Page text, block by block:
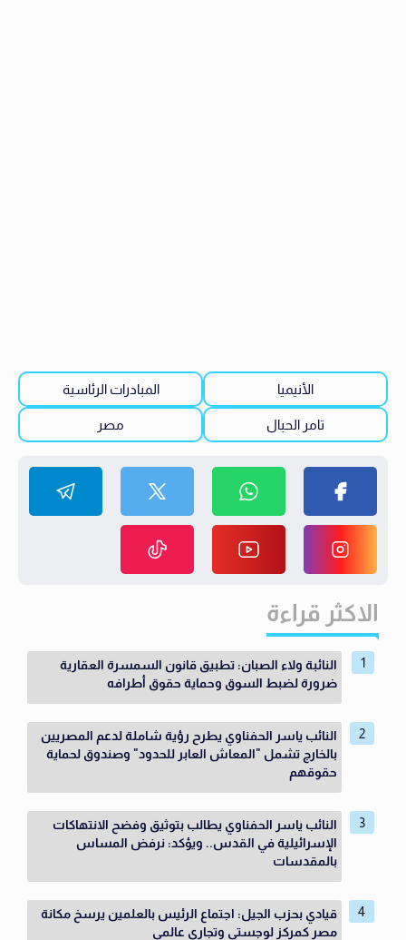
الأنيميا المبادرات الرئاسية
تامر الحبال مصر
الاكثر قراءة
النائبة ولاء الصبان: تطبيق قانون السمسرة العقارية
ضرورة لضبط السوق وحماية حقوق أطرافه
النائب ياسر الحفناوي يطرح رؤية شاملة لدعم المصريين
بالخارج تشمل "المعاش العابر للحدود" وصندوق لحماية
حقوقهم
النائب ياسر الحفناوي يطالب بتوثيق وفضح الانتهاكات
الإسرائيلية في القدس.. ويؤكد: نرفض المساس
بالمقدسات
قيادي بحزب الجيل: اجتماع الرئيس بالعلمين يرسخ مكانة
مصر كمركز لوجستي وتجاري عالمي